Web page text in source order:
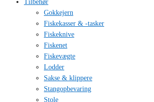
Tilbehør
Gokkejern
Fiskekasser & -tasker
Fiskeknive
Fiskenet
Fiskevægte
Lodder
Sakse & klippere
Stangopbevaring
Stole